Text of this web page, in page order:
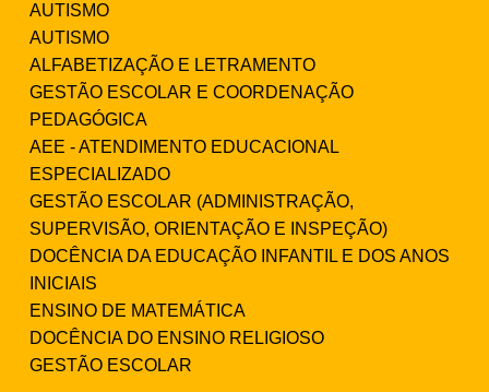
AUTISMO
AUTISMO
ALFABETIZAÇÃO E LETRAMENTO
GESTÃO ESCOLAR E COORDENAÇÃO
PEDAGÓGICA
AEE - ATENDIMENTO EDUCACIONAL
ESPECIALIZADO
GESTÃO ESCOLAR (ADMINISTRAÇÃO,
SUPERVISÃO, ORIENTAÇÃO E INSPEÇÃO)
DOCÊNCIA DA EDUCAÇÃO INFANTIL E DOS ANOS
INICIAIS
ENSINO DE MATEMÁTICA
DOCÊNCIA DO ENSINO RELIGIOSO
GESTÃO ESCOLAR